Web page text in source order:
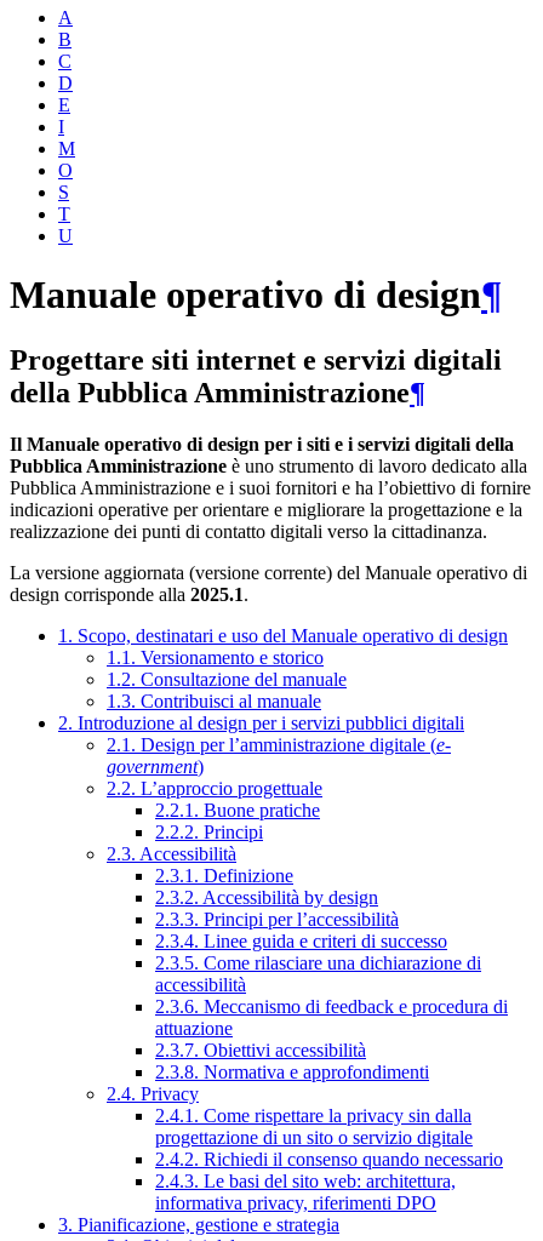
A
B
C
D
E
I
M
O
S
T
U
Manuale operativo di design¶
Progettare siti internet e servizi digitali
della Pubblica Amministrazione¶
Il Manuale operativo di design per i siti e i servizi digitali della
Pubblica Amministrazione è uno strumento di lavoro dedicato alla
Pubblica Amministrazione e i suoi fornitori e ha l’obiettivo di fornire
indicazioni operative per orientare e migliorare la progettazione e la
realizzazione dei punti di contatto digitali verso la cittadinanza.
La versione aggiornata (versione corrente) del Manuale operativo di
design corrisponde alla 2025.1.
1. Scopo, destinatari e uso del Manuale operativo di design
1.1. Versionamento e storico
1.2. Consultazione del manuale
1.3. Contribuisci al manuale
2. Introduzione al design per i servizi pubblici digitali
2.1. Design per l’amministrazione digitale (e-
government)
2.2. L’approccio progettuale
2.2.1. Buone pratiche
2.2.2. Principi
2.3. Accessibilità
2.3.1. Definizione
2.3.2. Accessibilità by design
2.3.3. Principi per l’accessibilità
2.3.4. Linee guida e criteri di successo
2.3.5. Come rilasciare una dichiarazione di
accessibilità
2.3.6. Meccanismo di feedback e procedura di
attuazione
2.3.7. Obiettivi accessibilità
2.3.8. Normativa e approfondimenti
2.4. Privacy
2.4.1. Come rispettare la privacy sin dalla
progettazione di un sito o servizio digitale
2.4.2. Richiedi il consenso quando necessario
2.4.3. Le basi del sito web: architettura,
informativa privacy, riferimenti DPO
3. Pianificazione, gestione e strategia